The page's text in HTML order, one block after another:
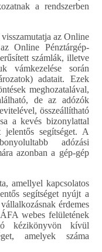
a rendszerben
az Online
Online Pénztárgép-
számlák, illetve
vámkezelése során
adatait. Ezek
meghozatalával,
de az adózók
összeállítható
a kevés bizonylattal
jelentős segítséget. A
adózási
azonban a gép-gép
amellyel kapcsolatos
segítséget nyújt a
érdemes
webes felületének
kézikönyvön kívül
amelyek száma